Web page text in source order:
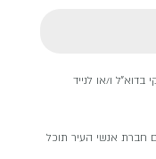
ו/או לנייד
חברת אנשי העיר תוכל